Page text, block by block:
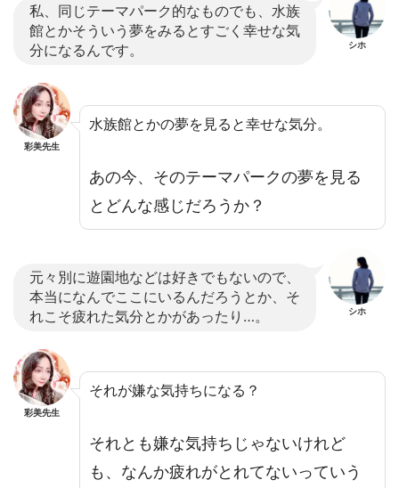
私、同じテーマパーク的なものでも、水族
館とかそういう夢をみるとすごく幸せな気
分になるんです。
シホ
彩美先生
水族館とかの夢を見ると幸せな気分。
あの今、そのテーマパークの夢を見る
とどんな感じだろうか？
元々別に遊園地などは好きでもないので、
本当になんでここにいるんだろうとか、そ
れこそ疲れた気分とかがあったり…。
シホ
彩美先生
それが嫌な気持ちになる？
それとも嫌な気持ちじゃないけれど
も、なんか疲れがとれてないっていう